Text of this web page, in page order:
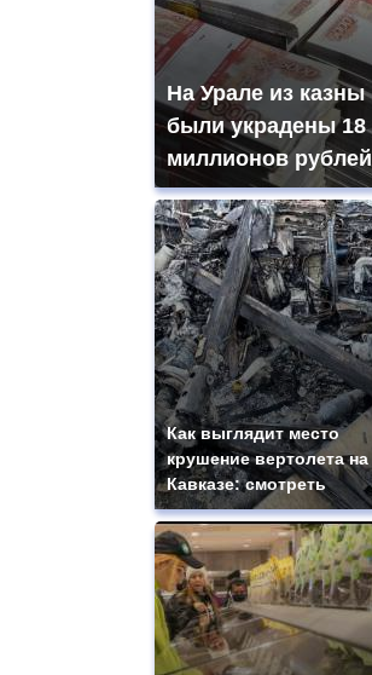
На Урале из казны
были украдены 18
миллионов рублей
Как выглядит место
крушение вертолета на
Кавказе: смотреть